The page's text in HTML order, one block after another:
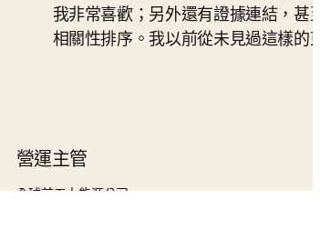
我非常喜歡；另外還有證據連結，甚
相關性排序。我以前從未見過這樣的
營運主管
全球前五大能源公司